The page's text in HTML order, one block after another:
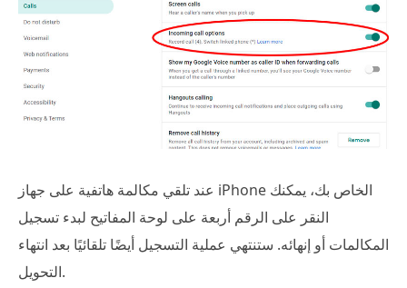
عند تلقي مكالمة هاتفية على جهاز iPhone الخاص بك، يمكنك
النقر على الرقم أربعة على لوحة المفاتيح لبدء تسجيل
المكالمات أو إنهائه. ستنتهي عملية التسجيل أيضًا تلقائيًا بعد انتهاء
التحويل.